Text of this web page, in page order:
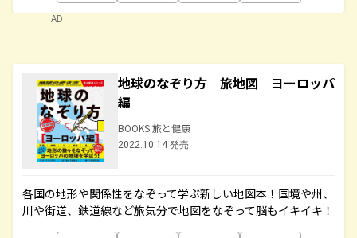
AD
地球のなぞり方 旅地図 ヨーロッパ
編
BOOKS 旅と健康
2022.10.14 発売
各国の地形や関係性をなぞって学ぶ新しい地図本！国境や州、
川や街道、鉄道線など旅気分で地図をなぞって脳もイキイキ！